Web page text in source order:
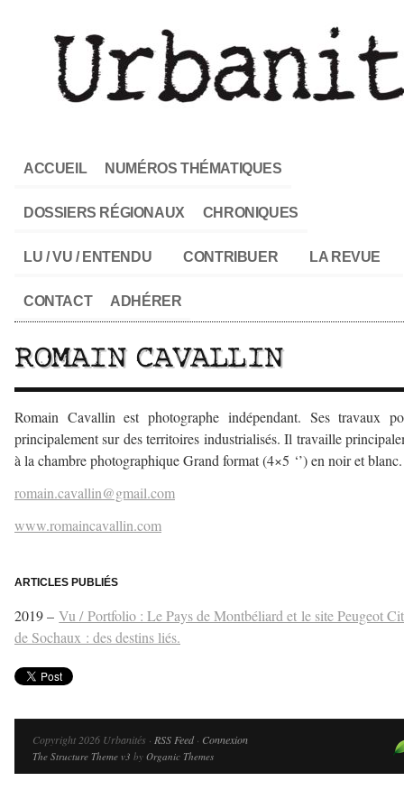
ACCUEIL NUMÉROS THÉMATIQUES
DOSSIERS RÉGIONAUX CHRONIQUES
LU / VU / ENTENDU CONTRIBUER LA REVUE
CONTACT ADHÉRER
ROMAIN CAVALLIN
Romain Cavallin est photographe indépendant. Ses travaux
principalement sur des territoires industrialisés. Il travaille
à la chambre photographique Grand format (4×5 ‘’) en noir et blanc.
romain.cavallin@gmail.com
www.romaincavallin.com
ARTICLES PUBLIÉS
2019 –Vu / Portfolio : Le Pays de Montbéliard et le site Peugeot
de Sochaux : des destins liés.
Copyright 2026 Urbanités · RSS Feed· Connexion
The Structure Theme v3 by Organic Themes